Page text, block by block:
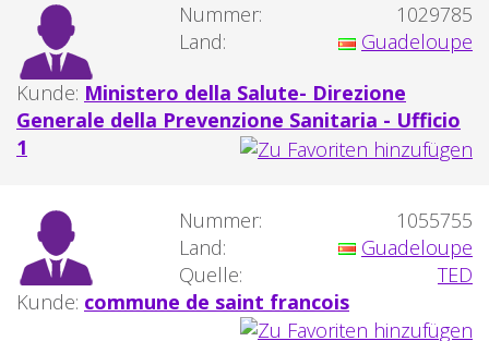
Nummer:
1029785
Land:
Guadeloupe
Kunde: Ministero della Salute- Direzione
Generale della Prevenzione Sanitaria - Ufficio
1
Nummer:
1055755
Land:
Guadeloupe
Quelle:
TED
Kunde: commune de saint francois